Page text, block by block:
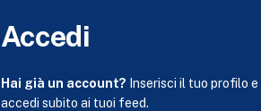
Accedi
Hai già un account? Inserisci il tuo profilo e
accedi subito ai tuoi feed.